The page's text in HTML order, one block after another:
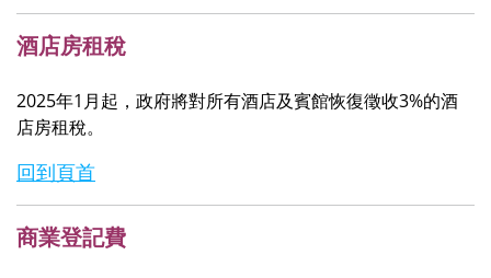
酒店房租稅
2025年1月起，政府將對所有酒店及賓館恢復徵收3%的酒
店房租稅。
回到頁首
商業登記費